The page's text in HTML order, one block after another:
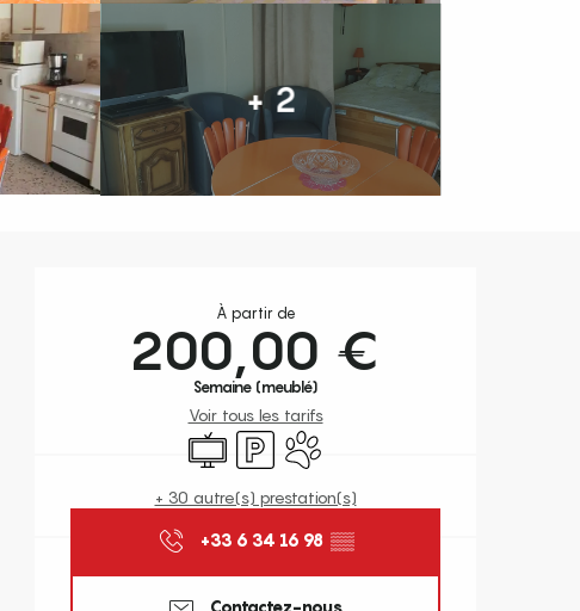
+ 2
Ouverture et coordonnées
À partir de
200,00 €
Semaine (meublé)
Voir tous les tarifs
Télévision
ParkingAnimaux acceptés
+ 30 autre(s) prestation(s)
+33 6 34 16 98 ▒▒
Contactez-nous